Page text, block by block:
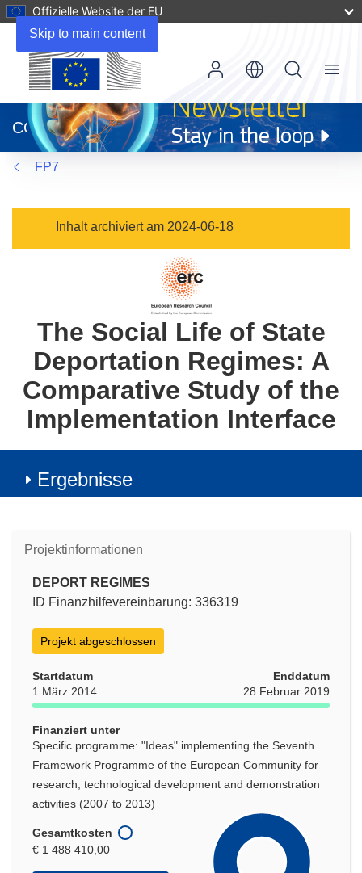
Skip to main content
Offizielle Website der EU
neuem
Fenster)
CORDIS
Menu
FP7
Inhalt archiviert am 2024-06-18
The Social Life of State
Deportation Regimes: A
Comparative Study of the
Implementation Interface
Ergebnisse
Projektinformationen
DEPORT REGIMES
ID Finanzhilfevereinbarung: 336319
Projekt abgeschlossen
Startdatum
1 März 2014
Enddatum
28 Februar 2019
Finanziert unter
Specific programme: "Ideas" implementing the Seventh
Framework Programme of the European Community for
research, technological development and demonstration
activities (2007 to 2013)
Gesamtkosten
€ 1 488 410,00